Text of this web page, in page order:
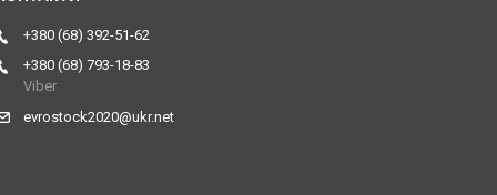
+380 (68) 392-51-62
+380 (68) 793-18-83
Viber
evrostock2020@ukr.net